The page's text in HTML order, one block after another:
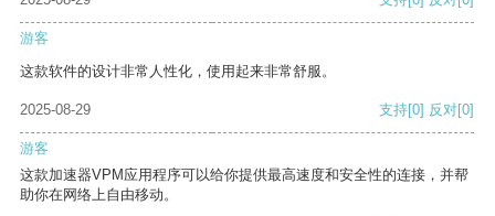
游客
这款软件的设计非常人性化，使用起来非常舒服。
2025-08-29 支持[0] 反对[0]
游客
这款加速器VPM应用程序可以给你提供最高速度和安全性的连接，并帮
助你在网络上自由移动。